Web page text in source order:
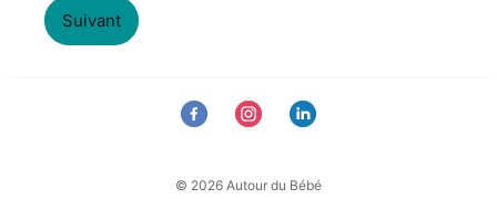
Suivant
© 2026 Autour du Bébé